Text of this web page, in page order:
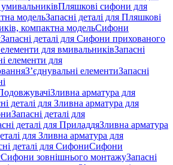
Пляшкові сифони для
модельЗапасні деталі для Пляшкові
компактна модельСифони
Запасні деталі для Сифони прихованого
елементи для вмивальниківЗапасні
елементи для
З’єднувальні елементиЗапасні
Зливна арматура для
деталі для Зливна арматура для
Запасні деталі для
деталі для ПриладдяЗливна арматура
для Зливна арматура для
деталі для СифониСифони
Сифони зовнішнього монтажуЗапасні